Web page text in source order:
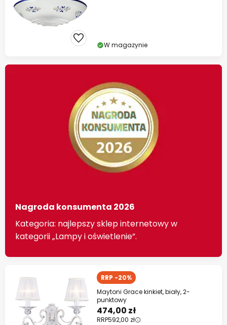
W magazynie
Nagroda konsumenta 2026
Kategoria: najlepszy sklep internetowy w
kategorii „Lampy i oświetlenie”.
RRP -20%
Maytoni Grace kinkiet, biały, 2-
punktowy
474,00 zł
RRP592,00 zł